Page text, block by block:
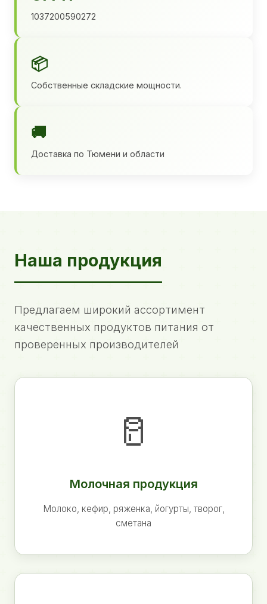
1037200590272
📦
Собственные складские мощности.
🚚
Доставка по Тюмени и области
Наша продукция
Предлагаем широкий ассортимент
качественных продуктов питания от
проверенных производителей
🥛
Молочная продукция
Молоко, кефир, ряженка, йогурты, творог,
сметана